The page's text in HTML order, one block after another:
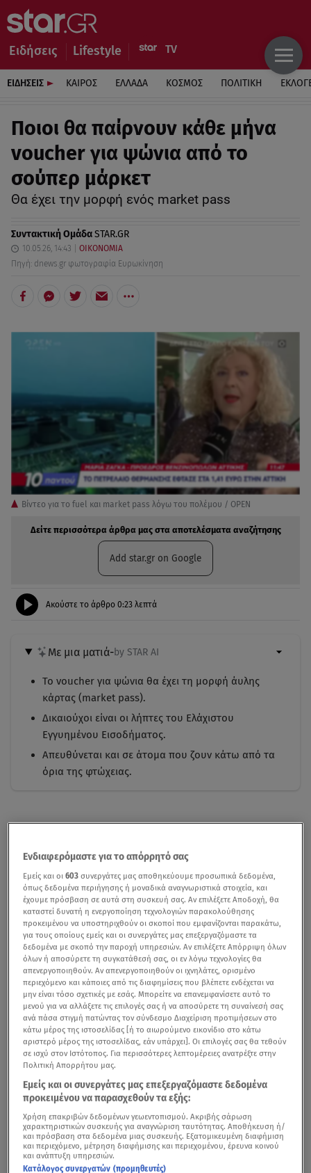
Ειδήσεις Lifestyle
ΕΙΔΗΣΕΙΣ ΚΑΙΡΟΣ ΕΛΛΑΔΑ ΚΟΣΜΟΣ ΠΟΛΙΤΙΚΗ
Ποιοι θα παίρνουν κάθε μήνα
voucher για ψώνια από το
σούπερ μάρκετ
Θα έχει την μορφή ενός market pass
Συντακτική ΟμάδαSTAR.GR
10.05.26, 14:43
ΟΙΚΟΝΟΜΙΑ
Πηγή: dnews.gr φωτογραφία Ευρωκίνηση
Βίντεο για το fuel και market pass λόγω του πολέμου / OPEN
Δείτε περισσότερα άρθρα μας στα αποτελέσματα αναζήτησης
Add star.gr on Google
Ακούστε το άρθρο 0:23 λεπτά
Με μια ματιά-by STAR AI
Το voucher για ψώνια θα έχει τη μορφή άυλης
κάρτας (market pass).
Δικαιούχοι είναι οι λήπτες του Ελάχιστου
Εγγυημένου Εισοδήματος.
Απευθύνεται και σε άτομα που ζουν κάτω από τα
όρια της φτώχειας.
Ενδιαφερόμαστε για το απόρρητό σας
Εμείς και οι603 συνεργάτες μας αποθηκεύουμε προσωπικά δεδομένα,
όπως δεδομένα περιήγησης ή μοναδικά αναγνωριστικά στοιχεία, και
έχουμε πρόσβαση σε αυτά στη συσκευή σας. Αν επιλέξετε Αποδοχή, θα
καταστεί δυνατή η ενεργοποίηση τεχνολογιών παρακολούθησης
προκειμένου να υποστηριχθούν οι σκοποί που εμφανίζονται παρακάτω,
για τους οποίους εμείς και οι συνεργάτες μας επεξεργαζόμαστε τα
δεδομένα με σκοπό την παροχή υπηρεσιών. Αν επιλέξετε Απόρριψη όλων
όλων ή αποσύρετε τη συγκατάθεσή σας, οι εν λόγω τεχνολογίες θα
απενεργοποιηθούν. Αν απενεργοποιηθούν οι ιχνηλάτες, ορισμένο
περιεχόμενο και κάποιες από τις διαφημίσεις που βλέπετε ενδέχεται να
μην είναι τόσο σχετικές με εσάς. Μπορείτε να επανεμφανίσετε αυτό το
μενού για να αλλάξετε τις επιλογές σας ή να αποσύρετε τη συναίνεσή σας
ανά πάσα στιγμή πατώντας τον σύνδεσμο Διαχείριση προτιμήσεων στο
κάτω μέρος της ιστοσελίδας [ή το αιωρούμενο εικονίδιο στο κάτω
αριστερό μέρος της ιστοσελίδας, εάν υπάρχει]. Οι επιλογές σας θα τεθούν
σε ισχύ στον Ιστότοπος. Για περισσότερες λεπτομέρειες ανατρέξτε στην
Πολιτική Απορρήτου μας.
Εμείς και οι συνεργάτες μας επεξεργαζόμαστε δεδομένα
προκειμένου να παρασχεθούν τα εξής:
Χρήση επακριβών δεδομένων γεωεντοπισμού. Ακριβής σάρωση
χαρακτηριστικών συσκευής για αναγνώριση ταυτότητας. Αποθήκευση ή/
και πρόσβαση στα δεδομένα μιας συσκευής. Εξατομικευμένη διαφήμιση
και περιεχόμενο, μέτρηση διαφήμισης και περιεχομένου, έρευνα κοινού
και ανάπτυξη υπηρεσιών.
Κατάλογος συνεργατών (προμηθευτές)